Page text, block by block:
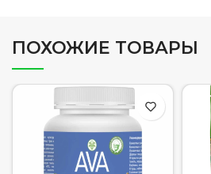
ПОХОЖИЕ ТОВАРЫ